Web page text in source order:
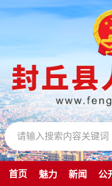
首页 魅力 新闻 公